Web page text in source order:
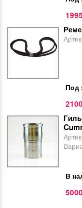
1995
Под
2100
В
5000